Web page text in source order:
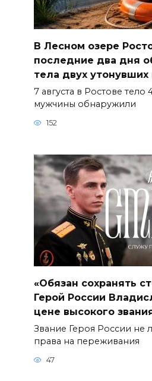
В Лесном озере
последние два дня
тела двух
7 августа в Ростове тело
мужчины обнаружили
152
«Обязан сохранять
Герой России
цене высокого
Звание Героя России не
права на переживания
47